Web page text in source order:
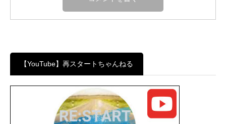
【YouTube】再スタートちゃんねる